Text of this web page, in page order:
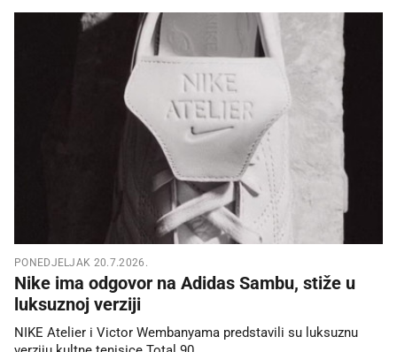
PONEDJELJAK 20.7.2026.
Nike ima odgovor na Adidas Sambu, stiže u
luksuznoj verziji
NIKE Atelier i Victor Wembanyama predstavili su luksuznu